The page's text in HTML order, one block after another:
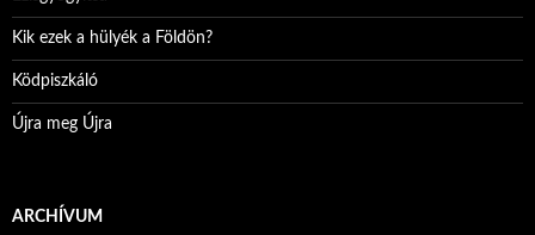
Kik ezek a hülyék a Földön?
Ködpiszkáló
Újra meg Újra
ARCHÍVUM